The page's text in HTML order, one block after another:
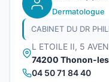
Dermatologue
CABINET DU DR
L ETOILE II, 5
74200 Thonon-
04 50 71 84 40